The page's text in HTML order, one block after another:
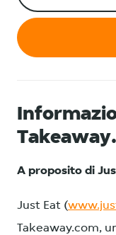
A proposito di
Just Eat (
Takeaway.com,